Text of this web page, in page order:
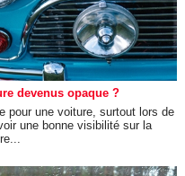
devenus opaque ?
pour une voiture, surtout lors de
une bonne visibilité sur la